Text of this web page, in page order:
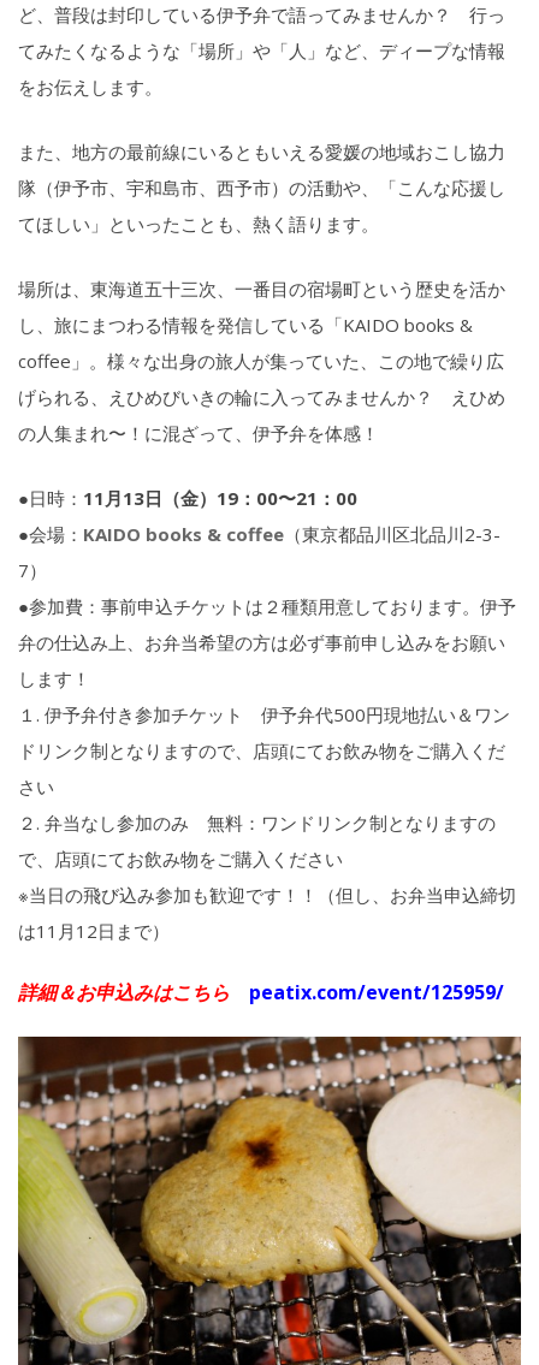
ど、普段は封印している伊予弁で語ってみませんか？ 行っ
てみたくなるような「場所」や「人」など、ディープな情報
をお伝えします。
また、地方の最前線にいるともいえる愛媛の地域おこし協力
隊（伊予市、宇和島市、西予市）の活動や、「こんな応援し
てほしい」といったことも、熱く語ります。
場所は、東海道五十三次、一番目の宿場町という歴史を活か
し、旅にまつわる情報を発信している「KAIDO books &
coffee」。様々な出身の旅人が集っていた、この地で繰り広
げられる、えひめびいきの輪に入ってみませんか？ えひめ
の人集まれ〜！に混ざって、伊予弁を体感！
●日時： 11月13日（金）19：00〜21：00
●会場： KAIDO books & coffee （東京都品川区北品川2-3-
7）
●参加費：事前申込チケットは２種類用意しております。伊予
弁の仕込み上、お弁当希望の方は必ず事前申し込みをお願い
します！
１. 伊予弁付き参加チケット 伊予弁代500円現地払い＆ワン
ドリンク制となりますので、店頭にてお飲み物をご購入くだ
さい
２. 弁当なし参加のみ 無料：ワンドリンク制となりますの
で、店頭にてお飲み物をご購入ください
※当日の飛び込み参加も歓迎です！！（但し、お弁当申込締切
は11月12日まで）
詳細＆お申込みはこちら peatix.com/event/125959/